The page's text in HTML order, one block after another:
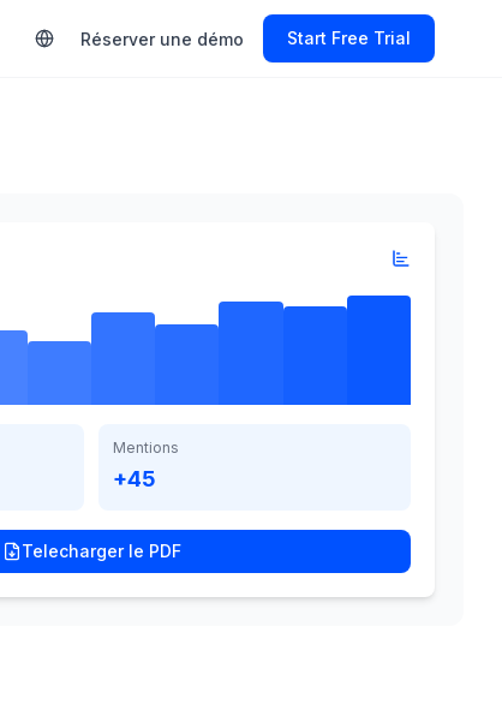
Réserver une démo Start Free Trial
Mentions
+45
Telecharger le PDF